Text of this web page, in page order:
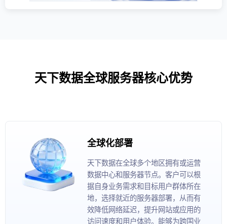
天下数据全球服务器核心优势
全球化部署
天下数据在全球多个地区拥有或运营
数据中心和服务器节点。客户可以根
据自身业务需求和目标用户群体所在
地，选择就近的服务器部署，从而有
效降低网络延迟，提升网站或应用的
访问速度和用户体验。能够为跨国业